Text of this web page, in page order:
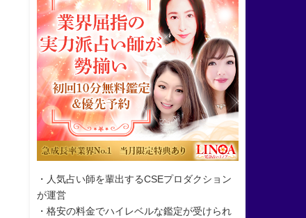
・人気占い師を輩出するCSEプロダクション
が運営
・格安の料金でハイレベルな鑑定が受けられ